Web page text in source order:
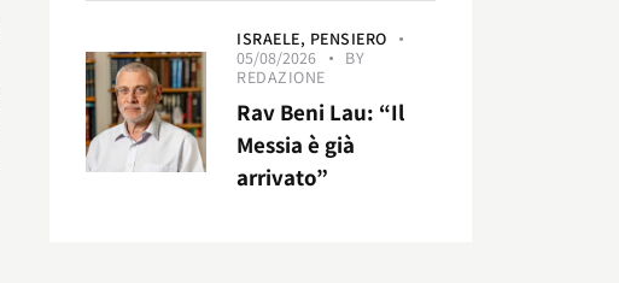
ISRAELE, PENSIERO
05/08/2026
BY
REDAZIONE
Rav Beni Lau: “Il
Messia è già
arrivato”